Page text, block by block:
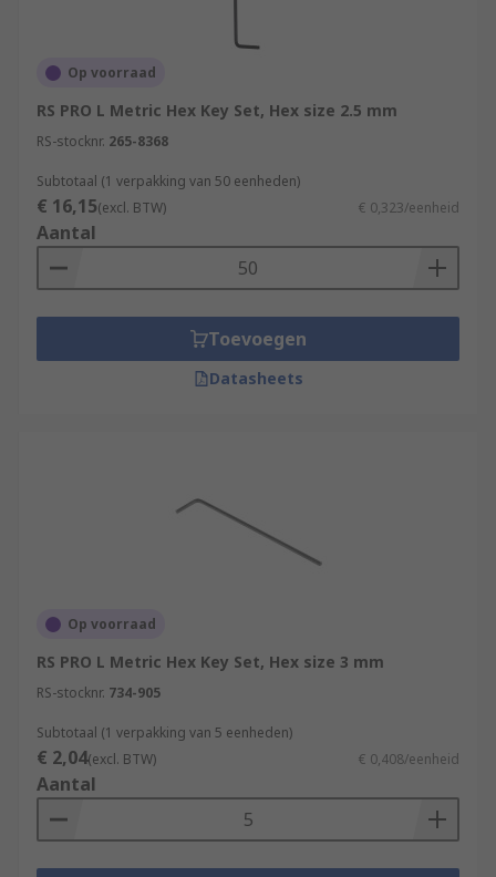
Op voorraad
RS PRO L Metric Hex Key Set, Hex size 2.5 mm
RS-stocknr. 265-8368
Subtotaal (1 verpakking van 50 eenheden)
€ 16,15(excl. BTW) € 0,323/eenheid
Aantal
Toevoegen
Datasheets
Op voorraad
RS PRO L Metric Hex Key Set, Hex size 3 mm
RS-stocknr. 734-905
Subtotaal (1 verpakking van 5 eenheden)
€ 2,04(excl. BTW) € 0,408/eenheid
Aantal